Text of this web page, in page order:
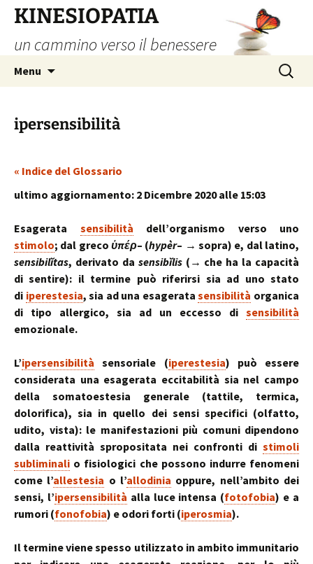
contenuto
KINESIOPATIA
un cammino verso il benessere
Menu
Ricerca
per:
ipersensibilità
« Indice del Glossario
ultimo aggiornamento: 2 Dicembre 2020 alle 15:03
Esagerata sensibilità dell’organismo verso uno
stimolo; dal greco ὑπέρ– (hypèr– → sopra) e, dal latino,
sensibilĭtas, derivato da sensibĭlis(→ che ha la capacità
di sentire): il termine può riferirsi sia ad uno stato
di iperestesia, sia ad una esageratasensibilità organica
di tipo allergico, sia ad un eccesso di sensibilità
emozionale.
L’ipersensibilità sensoriale (iperestesia) può essere
considerata una esagerata eccitabilità sia nel campo
della somatoestesia generale (tattile, termica,
dolorifica), sia in quello dei sensi specifici (olfatto,
udito, vista): le manifestazioni più comuni dipendono
dalla reattività spropositata nei confronti di stimoli
subliminali o fisiologici che possono indurre fenomeni
come l’allestesia o l’allodinia oppure, nell’ambito dei
sensi, l’ipersensibilità alla luce intensa (fotofobia) e a
rumori (fonofobia) e odori forti (iperosmia).
Il termine viene spesso utilizzato in ambito immunitario